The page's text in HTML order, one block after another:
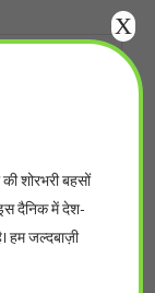
IN THIS
शोरभरी बहसों
दैनिक में देश-
हम जल्दबाज़ी
X